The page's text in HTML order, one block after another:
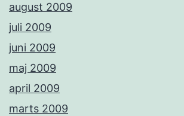
august 2009
juli 2009
juni 2009
maj 2009
april 2009
marts 2009